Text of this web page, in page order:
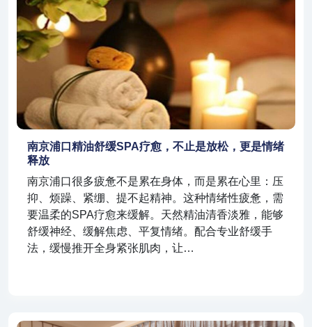
南京浦口精油舒缓SPA疗愈，不止是放松，更是情绪
释放
南京浦口很多疲惫不是累在身体，而是累在心里：压
抑、烦躁、紧绷、提不起精神。这种情绪性疲惫，需
要温柔的SPA疗愈来缓解。天然精油清香淡雅，能够
舒缓神经、缓解焦虑、平复情绪。配合专业舒缓手
法，缓慢推开全身紧张肌肉，让…